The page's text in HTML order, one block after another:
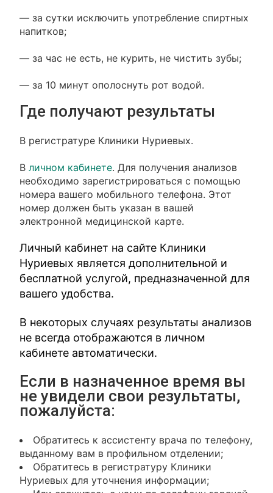
— за сутки исключить употребление спиртных
напитков;
— за час не есть, не курить, не чистить зубы;
— за 10 минут ополоснуть рот водой.
Где получают результаты
В регистратуре Клиники Нуриевых.
Вличном кабинете. Для получения анализов
необходимо зарегистрироваться с помощью
номера вашего мобильного телефона. Этот
номер должен быть указан в вашей
электронной медицинской карте.
Личный кабинет на сайте Клиники
Нуриевых является дополнительной и
бесплатной услугой, предназначенной для
вашего удобства.
В некоторых случаях результаты анализов
не всегда отображаются в личном
кабинете автоматически.
Если в назначенное время вы
не увидели свои результаты,
пожалуйста:
Обратитесь к ассистенту врача по телефону,
выданному вам в профильном отделении;
Обратитесь в регистратуру Клиники
Нуриевых для уточнения информации;